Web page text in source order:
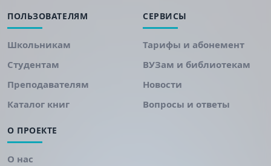
ПОЛЬЗОВАТЕЛЯМ
Школьникам
Студентам
Преподавателям
Каталог книг
СЕРВИСЫ
Тарифы и абонемент
ВУЗам и библиотекам
Новости
Вопросы и ответы
О ПРОЕКТЕ
О нас